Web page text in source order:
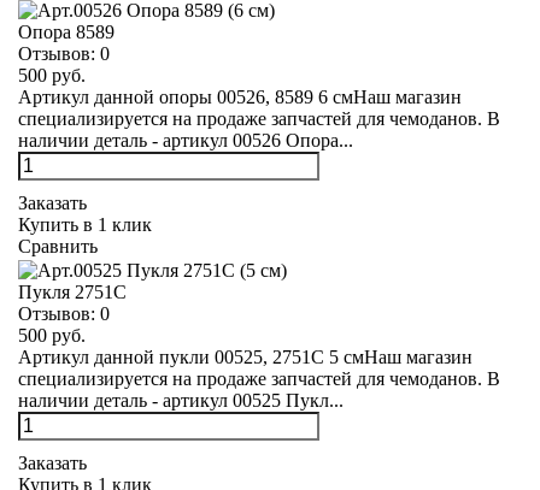
Опора 8589
Отзывов: 0
500 руб.
Артикул данной опоры 00526, 8589 6 смНаш магазин
специализируется на продаже запчастей для чемоданов. В
наличии деталь - артикул 00526 Опора...
Заказать
Купить в 1 клик
Сравнить
Пукля 2751С
Отзывов: 0
500 руб.
Артикул данной пукли 00525, 2751С 5 смНаш магазин
специализируется на продаже запчастей для чемоданов. В
наличии деталь - артикул 00525 Пукл...
Заказать
Купить в 1 клик